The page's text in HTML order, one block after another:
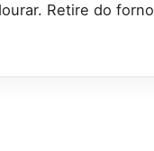
Retire do forno